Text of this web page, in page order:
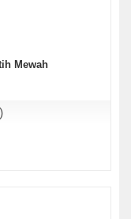
Mewah